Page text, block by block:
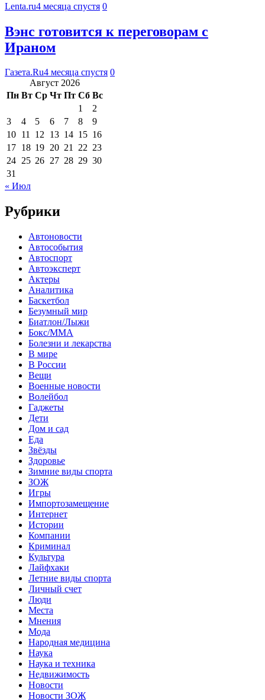
Lenta.ru4 месяца спустя 0
Вэнс готовится к переговорам с
Ираном
Газета.Ru4 месяца спустя 0
Август 2026
Пн Вт Ср Чт Пт Сб Вс
1
2
3
4 5 6 7 8
9
10 11 12 13 14 15 16
17 18 19 20 21 22 23
24 25 26 27 28 29 30
31
« Июл
Рубрики
Автоновости
Автособытия
Автоспорт
Автоэксперт
Актеры
Аналитика
Баскетбол
Безумный мир
Биатлон/Лыжи
Бокс/MMA
Болезни и лекарства
В мире
В России
Вещи
Военные новости
Волейбол
Гаджеты
Дети
Дом и сад
Еда
Звёзды
Здоровье
Зимние виды спорта
ЗОЖ
Игры
Импортозамещение
Интернет
Истории
Компании
Криминал
Культура
Лайфхаки
Летние виды спорта
Личный счет
Люди
Места
Мнения
Мода
Народная медицина
Наука
Наука и техника
Недвижимость
Новости
Новости ЗОЖ